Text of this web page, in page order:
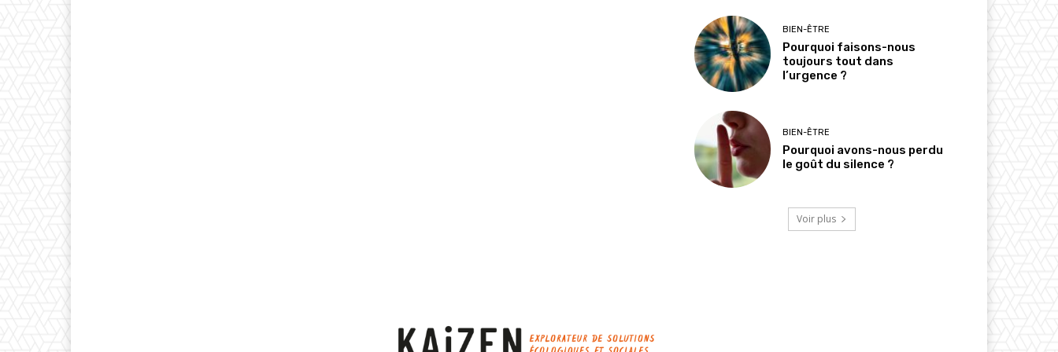
BIEN-ÊTRE
Pourquoi faisons-nous
toujours tout dans
l’urgence ?
BIEN-ÊTRE
Pourquoi avons-nous perdu
le goût du silence ?
Voir plus